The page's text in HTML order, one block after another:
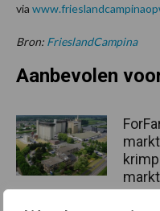
via
Bron: FrieslandCampina
Aanbevolen
markt